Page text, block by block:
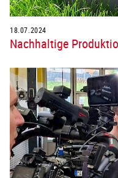
18.07.2024
Nachhaltige